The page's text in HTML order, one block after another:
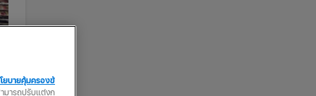
ยบายคุ้มครองข้
มารถปรับแต่งก